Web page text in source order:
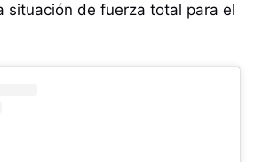
situación de fuerza total para el